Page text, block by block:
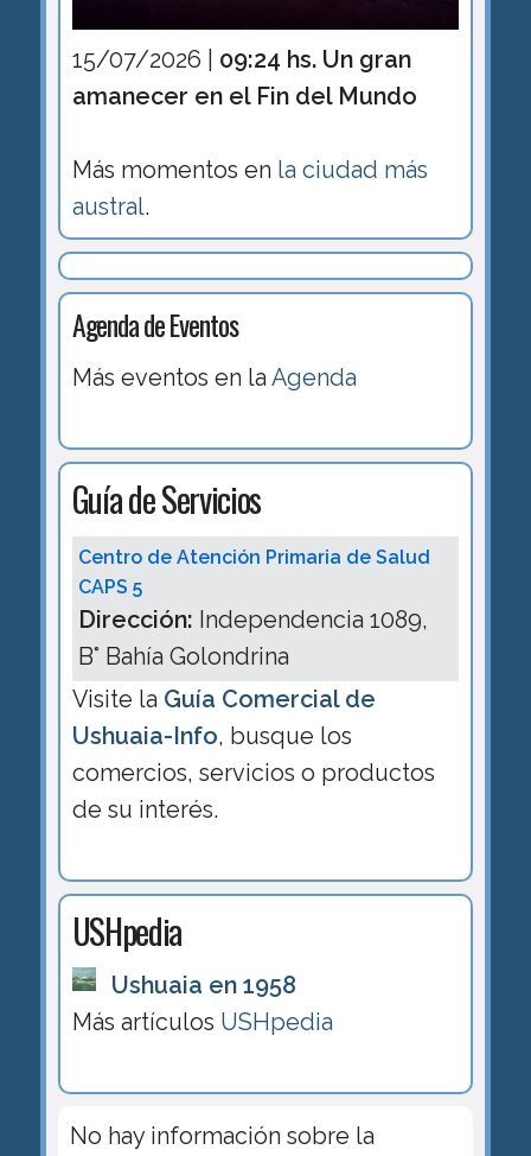
15/07/2026 | 09:24 hs. Un gran
amanecer en el Fin del Mundo
Más momentos en la ciudad más
austral.
Agenda de Eventos
Más eventos en la Agenda
Guía de Servicios
Centro de Atención Primaria de Salud
CAPS 5
Dirección: Independencia 1089,
B° Bahía Golondrina
Visite la Guía Comercial de
Ushuaia-Info, busque los
comercios, servicios o productos
de su interés.
USHpedia
Ushuaia en 1958
Más artículos USHpedia
No hay información sobre la